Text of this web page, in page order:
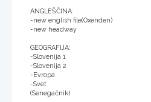
ANGLEŠČINA:
-new english file(Oxenden)
-new headway
GEOGRAFIJA:
-Slovenija 1
-Slovenija 2
-Evropa
-Svet
(Senegačnik)